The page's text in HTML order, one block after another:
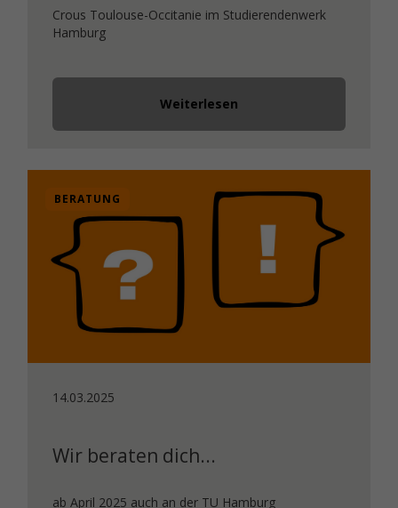
Crous Toulouse-Occitanie im Studierendenwerk
Hamburg
Weiterlesen
BERATUNG
14.03.2025
Wir beraten dich...
ab April 2025 auch an der TU Hamburg